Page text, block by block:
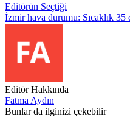
Editörün Seçtiği
İzmir hava durumu: Sıcaklık 35
Editör Hakkında
Fatma Aydın
Bunlar da ilginizi çekebilir